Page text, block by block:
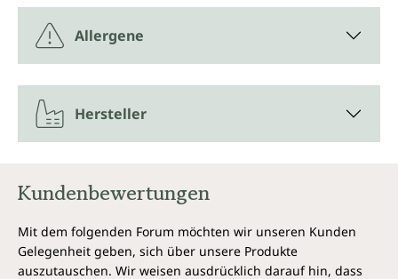
Allergene
Hersteller
Kundenbewertungen
Mit dem folgenden Forum möchten wir unseren Kunden
Gelegenheit geben, sich über unsere Produkte
auszutauschen. Wir weisen ausdrücklich darauf hin, dass